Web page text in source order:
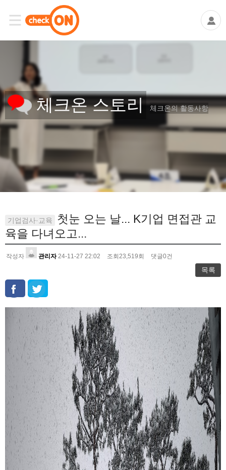
체크온 스토리 체크온의 활동사항
기업검사·교육
첫눈 오는 날... K기업 면접관 교
육을 다녀오고...
작성자 관리자 24-11-27 22:02 조회 23,519회 댓글0건
목록